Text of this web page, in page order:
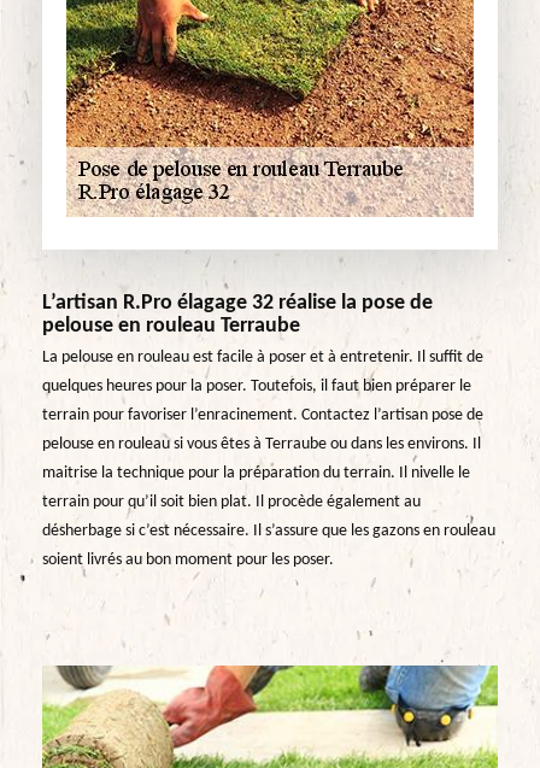
L’artisan R.Pro élagage 32 réalise la pose de
pelouse en rouleau Terraube
La pelouse en rouleau est facile à poser et à entretenir. Il suffit de
quelques heures pour la poser. Toutefois, il faut bien préparer le
terrain pour favoriser l’enracinement. Contactez l’artisan pose de
pelouse en rouleau si vous êtes à Terraube ou dans les environs. Il
maitrise la technique pour la préparation du terrain. Il nivelle le
terrain pour qu’il soit bien plat. Il procède également au
désherbage si c’est nécessaire. Il s’assure que les gazons en rouleau
soient livrés au bon moment pour les poser.